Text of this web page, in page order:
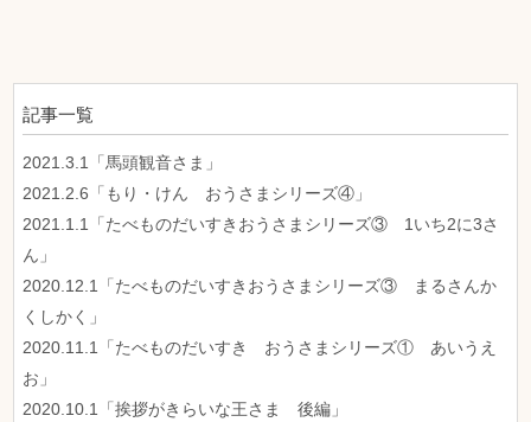
記事一覧
2021.3.1「馬頭観音さま」
2021.2.6「もり・けん おうさまシリーズ④」
2021.1.1「たべものだいすきおうさまシリーズ③ 1いち2に3さ
ん」
2020.12.1「たべものだいすきおうさまシリーズ③ まるさんか
くしかく」
2020.11.1「たべものだいすき おうさまシリーズ① あいうえ
お」
2020.10.1「挨拶がきらいな王さま 後編」